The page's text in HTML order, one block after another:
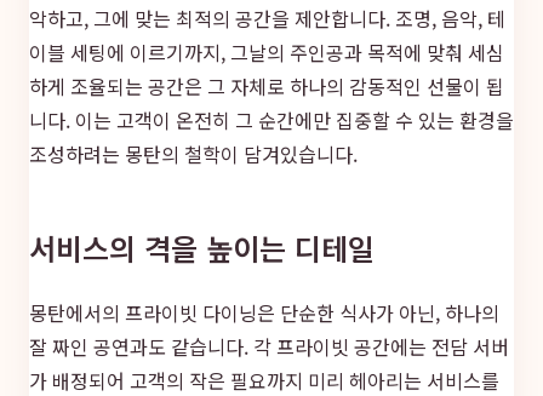
악하고, 그에 맞는 최적의 공간을 제안합니다. 조명, 음악, 테
이블 세팅에 이르기까지, 그날의 주인공과 목적에 맞춰 세심
하게 조율되는 공간은 그 자체로 하나의 감동적인 선물이 됩
니다. 이는 고객이 온전히 그 순간에만 집중할 수 있는 환경을
조성하려는 몽탄의 철학이 담겨있습니다.
서비스의 격을 높이는 디테일
몽탄에서의 프라이빗 다이닝은 단순한 식사가 아닌, 하나의
잘 짜인 공연과도 같습니다. 각 프라이빗 공간에는 전담 서버
가 배정되어 고객의 작은 필요까지 미리 헤아리는 서비스를